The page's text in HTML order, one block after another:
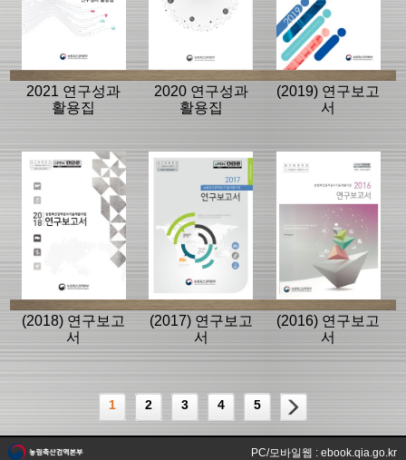
2021 연구성과
활용집
2020 연구성과
활용집
(2019) 연구보고
서
(2018) 연구보고
서
(2017) 연구보고
서
(2016) 연구보고
서
1 2 3 4 5
PC/모바일웹 : ebook.qia.go.kr